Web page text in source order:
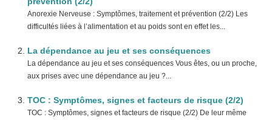
Anorexie Nerveuse : Symptômes, traitement et prévention (2/2) Les
difficultés liées à l’alimentation et au poids sont en effet les...
La dépendance au jeu et ses conséquences
La dépendance au jeu et ses conséquences Vous êtes, ou un proche,
aux prises avec une dépendance au jeu ?...
TOC : Symptômes, signes et facteurs de risque (2/2)
TOC : Symptômes, signes et facteurs de risque (2/2) De leur même